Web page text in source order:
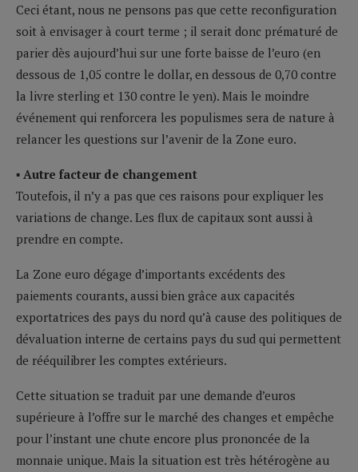
Ceci étant, nous ne pensons pas que cette reconfiguration
soit à envisager à court terme ; il serait donc prématuré de
parier dès aujourd’hui sur une forte baisse de l’euro (en
dessous de 1,05 contre le dollar, en dessous de 0,70 contre
la livre sterling et 130 contre le yen). Mais le moindre
événement qui renforcera les populismes sera de nature à
relancer les questions sur l’avenir de la Zone euro.
▪ Autre facteur de changement
Toutefois, il n’y a pas que ces raisons pour expliquer les
variations de change. Les flux de capitaux sont aussi à
prendre en compte.
La Zone euro dégage d’importants excédents des
paiements courants, aussi bien grâce aux capacités
exportatrices des pays du nord qu’à cause des politiques de
dévaluation interne de certains pays du sud qui permettent
de rééquilibrer les comptes extérieurs.
Cette situation se traduit par une demande d’euros
supérieure à l’offre sur le marché des changes et empêche
pour l’instant une chute encore plus prononcée de la
monnaie unique. Mais la situation est très hétérogène au